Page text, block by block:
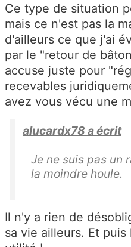
Ce type de situation
mais ce n'est pas la
d'ailleurs ce que j'ai
par le "retour de
accuse juste pour
recevables
avez vous vécu une
alucardx78 a écrit
Je ne suis pas un
la moindre houle.
Il n'y a rien de
sa vie ailleurs. Et